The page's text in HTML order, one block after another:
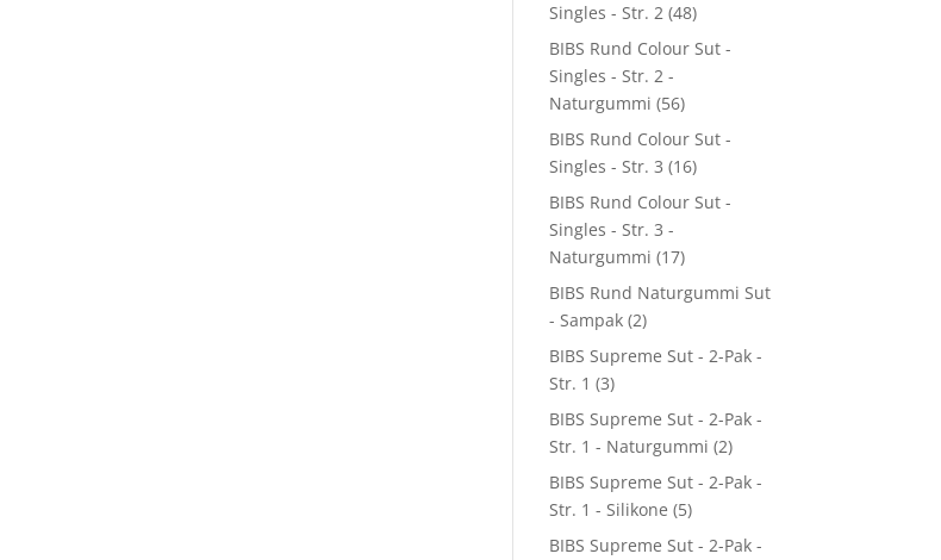
Singles - Str. 2 (48)
BIBS Rund Colour Sut -
Singles - Str. 2 -
Naturgummi (56)
BIBS Rund Colour Sut -
Singles - Str. 3 (16)
BIBS Rund Colour Sut -
Singles - Str. 3 -
Naturgummi (17)
BIBS Rund Naturgummi Sut
- Sampak (2)
BIBS Supreme Sut - 2-Pak -
Str. 1 (3)
BIBS Supreme Sut - 2-Pak -
Str. 1 - Naturgummi (2)
BIBS Supreme Sut - 2-Pak -
Str. 1 - Silikone (5)
BIBS Supreme Sut - 2-Pak -